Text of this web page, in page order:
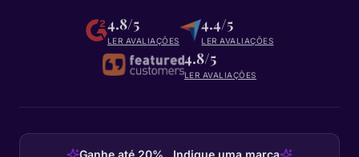
4.8/5
LER AVALIAÇÕES
4.4/5
LER AVALIAÇÕES
4.8/5
LER AVALIAÇÕES
Ganhe até 20% , Indique uma marca